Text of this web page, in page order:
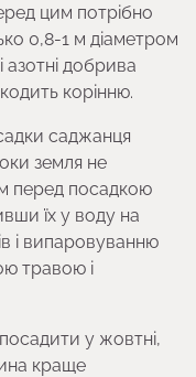
цим потрібно
0,8-1 м діаметром
азотні добрива
корінню.
саджанця
земля не
перед посадкою
їх у воду на
і випаровуванню
травою і
у жовтні,
краще